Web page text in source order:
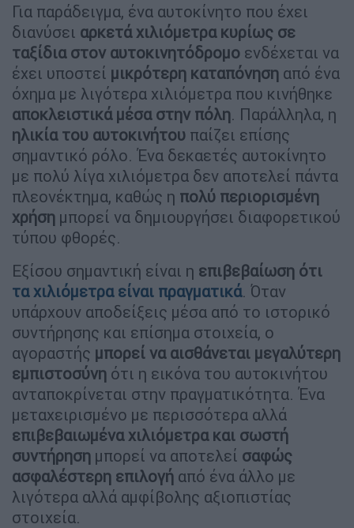
Για παράδειγμα, ένα αυτοκίνητο που έχει
διανύσει αρκετά χιλιόμετρα κυρίως σε
ταξίδια στον αυτοκινητόδρομο ενδέχεται να
έχει υποστεί μικρότερη καταπόνηση από ένα
όχημα με λιγότερα χιλιόμετρα που κινήθηκε
αποκλειστικά μέσα στην πόλη. Παράλληλα, η
ηλικία του αυτοκινήτου παίζει επίσης
σημαντικό ρόλο. Ένα δεκαετές αυτοκίνητο
με πολύ λίγα χιλιόμετρα δεν αποτελεί πάντα
πλεονέκτημα, καθώς η πολύ περιορισμένη
χρήση μπορεί να δημιουργήσει διαφορετικού
τύπου φθορές.
Εξίσου σημαντική είναι η επιβεβαίωση ότι
τα χιλιόμετρα είναι πραγματικά. Όταν
υπάρχουν αποδείξεις μέσα από το ιστορικό
συντήρησης και επίσημα στοιχεία, ο
αγοραστής μπορεί να αισθάνεται μεγαλύτερη
εμπιστοσύνη ότι η εικόνα του αυτοκινήτου
ανταποκρίνεται στην πραγματικότητα. Ένα
μεταχειρισμένο με περισσότερα αλλά
επιβεβαιωμένα χιλιόμετρα και σωστή
συντήρηση μπορεί να αποτελεί σαφώς
ασφαλέστερη επιλογή από ένα άλλο με
λιγότερα αλλά αμφίβολης αξιοπιστίας
στοιχεία.